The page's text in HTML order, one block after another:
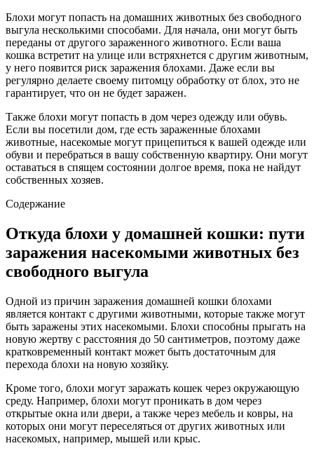
Блохи могут попасть на домашних животных без свободного
выгула несколькими способами. Для начала, они могут быть
переданы от другого зараженного животного. Если ваша
кошка встретит на улице или встряхнется с другим животным,
у него появится риск заражения блохами. Даже если вы
регулярно делаете своему питомцу обработку от блох, это не
гарантирует, что он не будет заражен.
Также блохи могут попасть в дом через одежду или обувь.
Если вы посетили дом, где есть зараженные блохами
животные, насекомые могут прицепиться к вашей одежде или
обуви и перебраться в вашу собственную квартиру. Они могут
оставаться в спящем состоянии долгое время, пока не найдут
собственных хозяев.
Содержание
Откуда блохи у домашней кошки: пути
заражения насекомыми животных без
свободного выгула
Одной из причин заражения домашней кошки блохами
является контакт с другими животными, которые также могут
быть заражены этих насекомыми. Блохи способны прыгать на
новую жертву с расстояния до 50 сантиметров, поэтому даже
кратковременный контакт может быть достаточным для
перехода блохи на новую хозяйку.
Кроме того, блохи могут заражать кошек через окружающую
среду. Например, блохи могут проникать в дом через
открытые окна или двери, а также через мебель и ковры, на
которых они могут переселяться от других животных или
насекомых, например, мышей или крыс.